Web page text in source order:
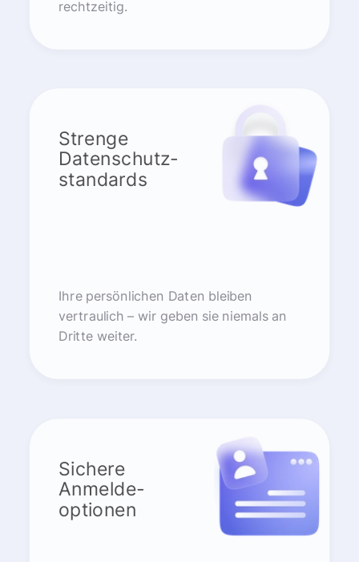
rechtzeitig.
Strenge
Datenschutz-
standards
Ihre persönlichen Daten bleiben
vertraulich – wir geben sie niemals an
Dritte weiter.
Sichere
Anmelde-
optionen